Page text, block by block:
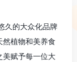
久的大众化品牌
然植物和美养食
美赋予每一位大